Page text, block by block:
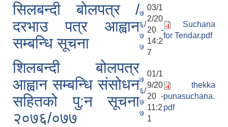
सिलबन्दी बोलपत्र /
दरभाउ पत्र आह्वान
सम्बन्धि सूचना
७
६/
७
७
03/1
2/20
20 -
14:2
7
Suchana
for Tendar.pdf
शिलबन्दी बोलपत्र
आह्वान सम्बन्धि संसोधन
सहितको पु:न सूचना
२०७६/०७७
७
६/
७
७
01/1
9/20
20 -
11:2
1
thekka
punasuchana.
pdf